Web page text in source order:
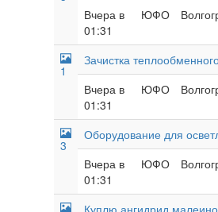
Вчера в
01:31
ЮФО
1
Зачистка
Вчера в
01:31
ЮФО
3
Оборудование для
Вчера в
01:31
ЮФО
Куплю ангидрид